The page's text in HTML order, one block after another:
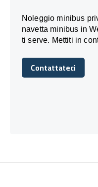
Noleggio minibus
navetta minibus in
ti serve. Mettiti in
Contattateci
Contattateci